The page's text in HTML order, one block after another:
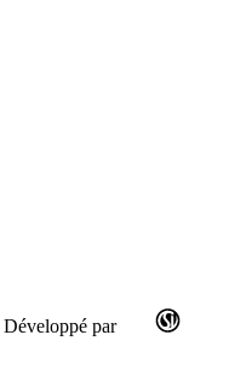
Développé par